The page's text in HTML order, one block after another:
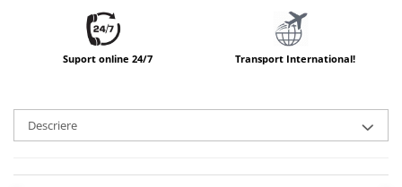
Suport online 24/7 Transport International!
Descriere